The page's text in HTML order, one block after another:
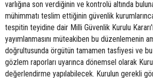
varlığına son verdiğinin ve kontrolü altında
mühimmatı teslim ettiğinin güvenlik
tespitin teyidine dair Milli Güvenlik Kurulu
yayımlanmasını müteakiben bu düzenlemenin
doğrultusunda örgütün tamamen tasfiyesi ve
gözlem raporları uyarınca dönemsel olarak
değerlendirme yapılabilecek. Kurulun gerekli